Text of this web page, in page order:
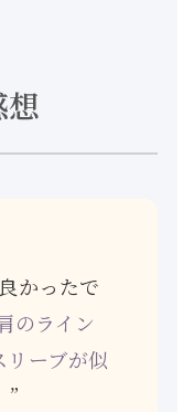
かったで
のライン
ーブが似
”